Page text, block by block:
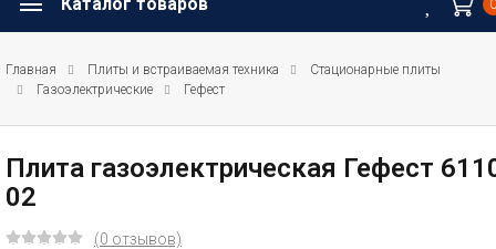
Главная Плиты и встраиваемая техника
Стационарные плиты
Газоэлектрические
Гефест
Плита газоэлектрическая Гефест
02
(0 отзывов)